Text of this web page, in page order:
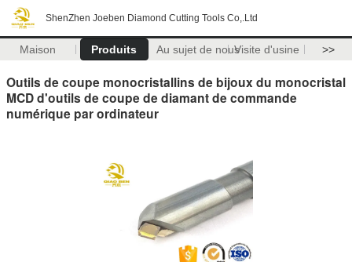
ShenZhen Joeben Diamond Cutting Tools Co,.Ltd
Maison Produits Au sujet de nousVisite d'usine >>
Outils de coupe monocristallins de bijoux du monocristal
MCD d'outils de coupe de diamant de commande
numérique par ordinateur